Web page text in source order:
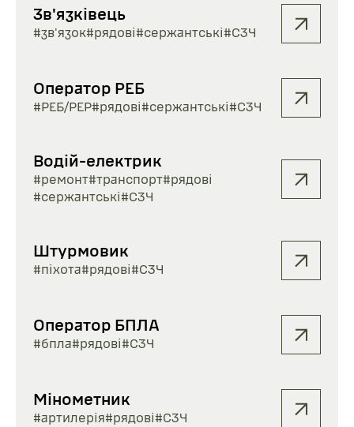
Зв'язківець
#зв'язок#рядові#сержантські#СЗЧ
Оператор РЕБ
#РЕБ/РЕР#рядові#сержантські#СЗЧ
Водій-електрик
#ремонт#транспорт#рядові
#сержантські#СЗЧ
Штурмовик
#піхота#рядові#СЗЧ
Оператор БПЛА
#бпла#рядові#СЗЧ
Мінометник
#артилерія#рядові#СЗЧ